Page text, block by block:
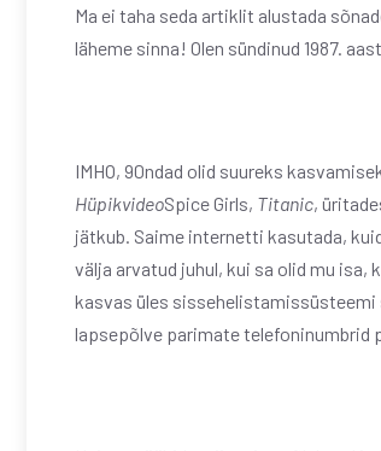
Ma ei taha seda artiklit alustada
läheme sinna! Olen sündinud 1987.
IMHO, 90ndad olid suureks
HüpikvideoSpice Girls, Titanic,
jätkub. Saime internetti kasutada,
välja arvatud juhul, kui sa olid mu isa,
kasvas üles sissehelistamissüsteemi
lapsepõlve parimate telefoninumbrid